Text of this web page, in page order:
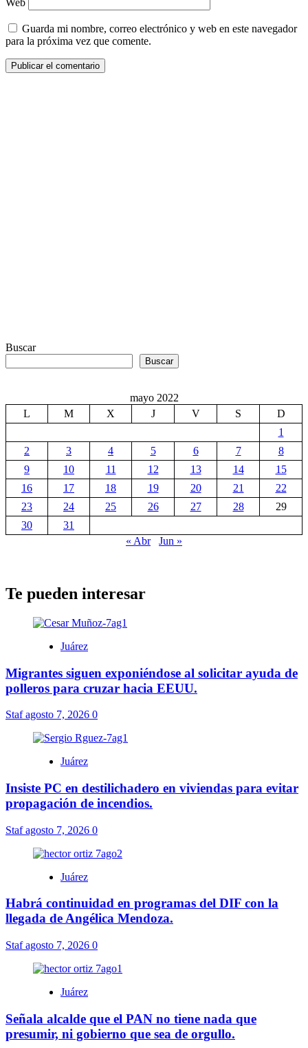
Web
Guarda mi nombre, correo electrónico y web en este navegador
para la próxima vez que comente.
Buscar
Buscar
mayo 2022
L
M X J V S
D
1
2
3 4 5 6 7
8
9
10 11 12 13 14
15
16
17 18 19 20 21
22
23
24 25 26 27 28
29
30
31
« Abr
Jun »
Te pueden interesar
Juárez
Migrantes siguen exponiéndose al solicitar ayuda de
polleros para cruzar hacia EEUU.
Stafagosto 7, 2026 0
Juárez
Insiste PC en destilichadero en viviendas para evitar
propagación de incendios.
Stafagosto 7, 2026 0
Juárez
Habrá continuidad en programas del DIF con la
llegada de Angélica Mendoza.
Stafagosto 7, 2026 0
Juárez
Señala alcalde que el PAN no tiene nada que
presumir, ni gobierno que sea de orgullo.